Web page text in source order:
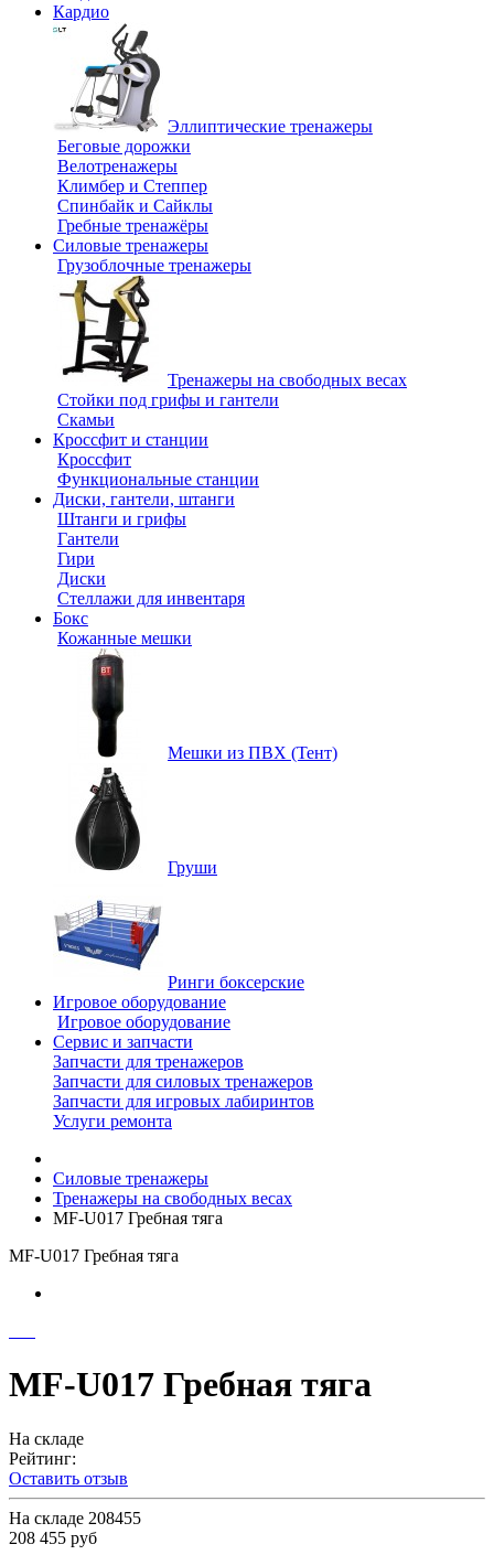
Кардио
Эллиптические тренажеры
Беговые дорожки
Велотренажеры
Климбер и Степпер
Спинбайк и Сайклы
Гребные тренажёры
Силовые тренажеры
Грузоблочные тренажеры
Тренажеры на свободных весах
Стойки под грифы и гантели
Скамьи
Кроссфит и станции
Кроссфит
Функциональные станции
Диски, гантели, штанги
Штанги и грифы
Гантели
Гири
Диски
Стеллажи для инвентаря
Бокс
Кожанные мешки
Мешки из ПВХ (Тент)
Груши
Ринги боксерские
Игровое оборудование
Игровое оборудование
Сервис и запчасти
Запчасти для тренажеров
Запчасти для силовых тренажеров
Запчасти для игровых лабиринтов
Услуги ремонта
Силовые тренажеры
Тренажеры на свободных весах
MF-U017 Гребная тяга
MF-U017 Гребная тяга
MF-U017 Гребная тяга
На складе
Рейтинг:
Оставить отзыв
На складе 208455
208 455 руб